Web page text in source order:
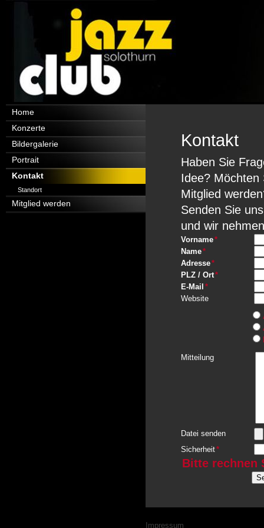
Kontakt
Haben Sie
Idee? Möchten
Mitglied
Senden Sie
und wir
Pflichtfeld
Vorname*
Pflichtfeld
Name*
Pflichtfeld
Adresse*
Pflichtfeld
PLZ / Ort*
Pflichtfeld
E-Mail *
Website
Mitteilung
Datei senden
Pflichtfeld
Sicherheit*
Bitte rechnen
Navigation
überspringen
Home
Konzerte
Bildergalerie
Portrait
Kontakt
Standort
Mitglied werden
Navigation
Impressum